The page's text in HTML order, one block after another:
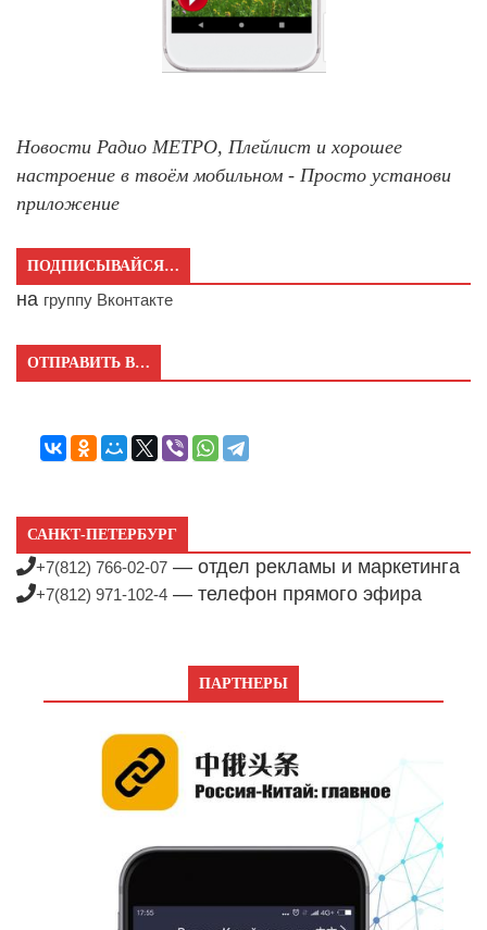
Новости Радио МЕТРО, Плейлист и хорошее
настроение в твоём мобильном - Просто установи
приложение
ПОДПИСЫВАЙСЯ…
на группу Вконтакте
ОТПРАВИТЬ В…
САНКТ-ПЕТЕРБУРГ
+7(812) 766-02-07 — отдел рекламы и маркетинга
+7(812) 971-102-4 — телефон прямого эфира
ПАРТНЕРЫ